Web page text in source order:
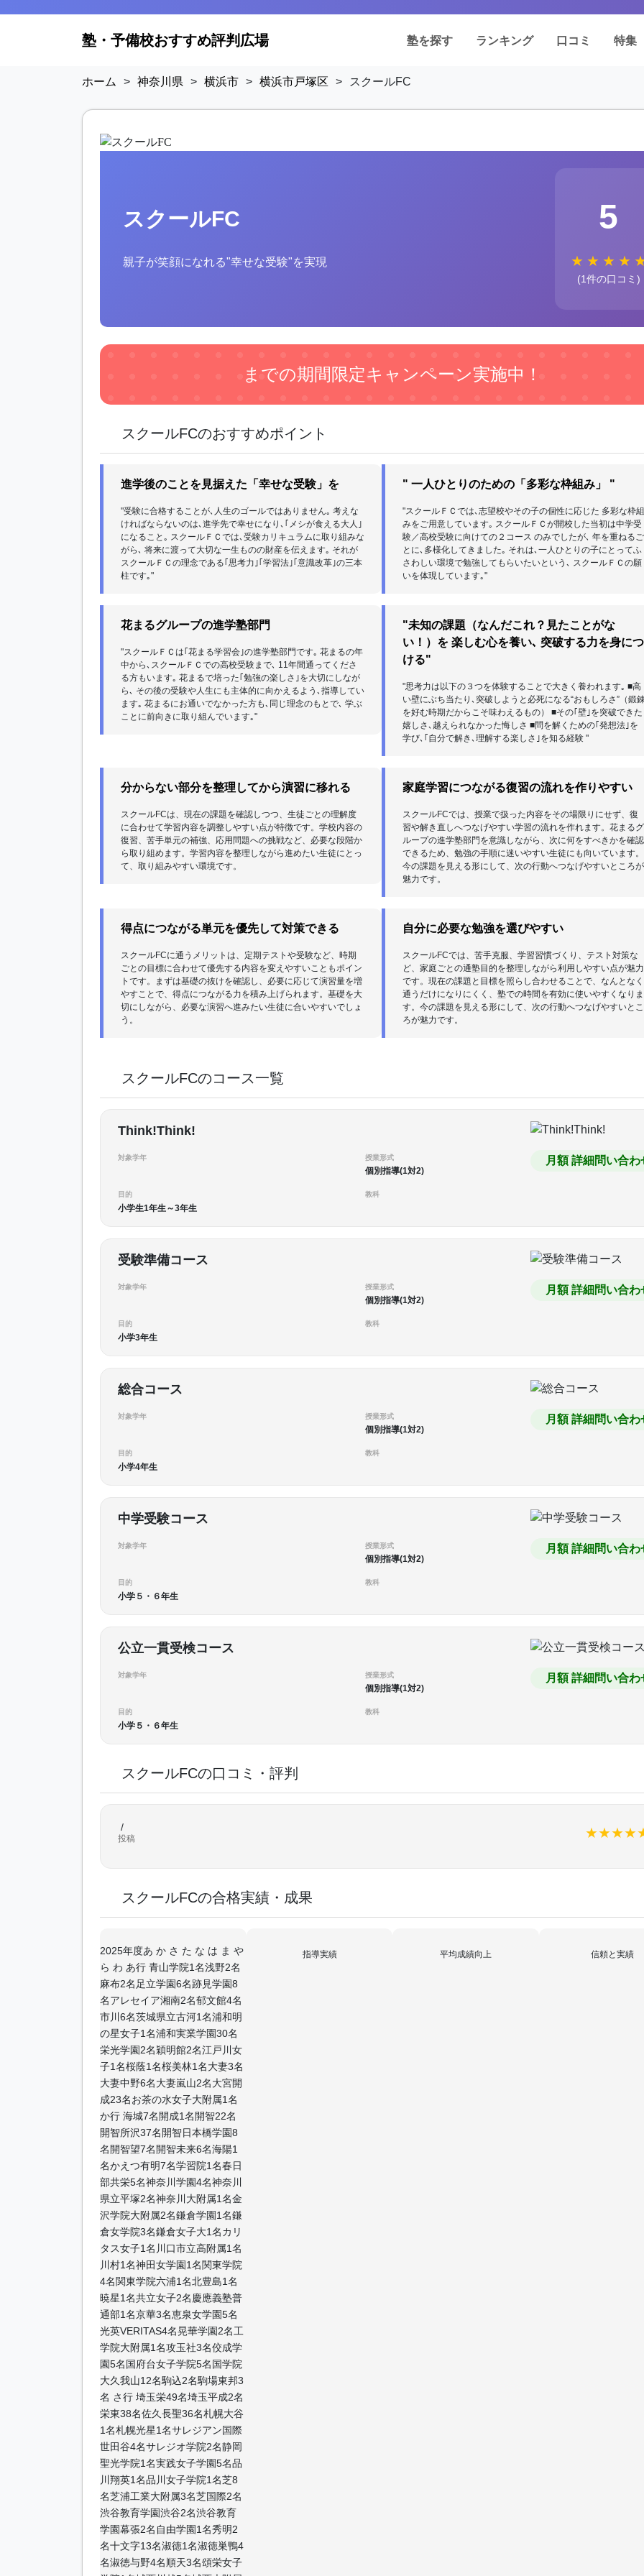
塾・予備校おすすめ評判広場 塾を探す ランキング 口コミ 特集
ホーム > 神奈川県 > 横浜市 > 横浜市戸塚区 > スクールFC
スクールFC
親子が笑顔になれる"幸せな受験"を実現
5
★ ★ ★ ★
(1件の口コミ)
までの期間限定キャンペーン実施中！
スクールFCのおすすめポイント
進学後のことを見据えた「幸せな受験」を
"受験に合格することが､人生のゴールではありません｡ 考えな
ければならないのは､進学先で幸せになり､｢メシが食える大人｣
になること｡ スクールＦＣでは､受験カリキュラムに取り組みな
がら､ 将来に渡って大切な一生ものの財産を伝えます｡ それが
スクールＦＣの理念である｢思考力｣｢学習法｣｢意識改革｣の三本
柱です｡"
" 一人ひとりのための「多彩な枠組み」 "
"スクールＦＣでは､志望校やその子の個性に応じた 多彩な枠組
みをご用意しています｡ スクールＦＣが開校した当初は中学受
験／高校受験に向けての２コース のみでしたが､ 年を重ねるご
とに､多様化してきました｡ それは､一人ひとりの子にとってふ
さわしい環境で勉強してもらいたいという､ スクールＦＣの願
いを体現しています｡"
花まるグループの進学塾部門
"スクールＦＣは｢花まる学習会｣の進学塾部門です｡ 花まるの年
中から､スクールＦＣでの高校受験まで､ 11年間通ってくださ
る方もいます｡ 花まるで培った｢勉強の楽しさ｣を大切にしなが
ら､ その後の受験や人生にも主体的に向かえるよう､指導してい
ます｡ 花まるにお通いでなかった方も､同じ理念のもとで､ 学ぶ
ことに前向きに取り組んでいます｡"
"未知の課題（なんだこれ？見たことがな
い！）を 楽しむ心を養い､ 突破する力を身につ
ける"
"思考力は以下の３つを体験することで大きく養われます｡ ■高
い壁にぶち当たり､突破しようと必死になる“おもしろさ”（鍛錬
を好む時期だからこそ味わえるもの） ■その｢壁｣を突破できた
嬉しさ､越えられなかった悔しさ ■問を解くための｢発想法｣を
学び､｢自分で解き､理解する楽しさ｣を知る経験 "
分からない部分を整理してから演習に移れる
スクールFCは、現在の課題を確認しつつ、生徒ごとの理解度
に合わせて学習内容を調整しやすい点が特徴です。学校内容の
復習、苦手単元の補強、応用問題への挑戦など、必要な段階か
ら取り組めます。学習内容を整理しながら進めたい生徒にとっ
て、取り組みやすい環境です。
家庭学習につながる復習の流れを作りやすい
スクールFCでは、授業で扱った内容をその場限りにせず、復
習や解き直しへつなげやすい学習の流れを作れます。花まるグ
ループの進学塾部門を意識しながら、次に何をすべきかを確認
できるため、勉強の手順に迷いやすい生徒にも向いています。
今の課題を見える形にして、次の行動へつなげやすいところが
魅力です。
得点につながる単元を優先して対策できる
スクールFCに通うメリットは、定期テストや受験など、時期
ごとの目標に合わせて優先する内容を変えやすいこともポイン
トです。まずは基礎の抜けを確認し、必要に応じて演習量を増
やすことで、得点につながる力を積み上げられます。基礎を大
切にしながら、必要な演習へ進みたい生徒に合いやすいでしょ
う。
自分に必要な勉強を選びやすい
スクールFCでは、苦手克服、学習習慣づくり、テスト対策な
ど、家庭ごとの通塾目的を整理しながら利用しやすい点が魅力
です。現在の課題と目標を照らし合わせることで、なんとなく
通うだけになりにくく、塾での時間を有効に使いやすくなりま
す。今の課題を見える形にして、次の行動へつなげやすいとこ
ろが魅力です。
スクールFCのコース一覧
Think!Think!
対象学年 授業形式
個別指導(1対2)
目的
小学生1年生～3年生
教科
月額 詳細問い合わ
受験準備コース
対象学年 授業形式
個別指導(1対2)
目的
小学3年生
教科
月額 詳細問い合わ
総合コース
対象学年 授業形式
個別指導(1対2)
目的
小学4年生
教科
月額 詳細問い合わ
中学受験コース
対象学年 授業形式
個別指導(1対2)
目的
小学５・６年生
教科
月額 詳細問い合わ
公立一貫受検コース
対象学年 授業形式
個別指導(1対2)
目的
小学５・６年生
教科
月額 詳細問い合わ
スクールFCの口コミ・評判
★★★★
/
投稿
スクールFCの合格実績・成果
2025年度あ か さ た な は ま や
ら わ あ行 青山学院1名浅野2名
麻布2名足立学園6名跡見学園8
名アレセイア湘南2名郁文館4名
市川6名茨城県立古河1名浦和明
の星女子1名浦和実業学園30名
栄光学園2名穎明館2名江戸川女
子1名桜蔭1名桜美林1名大妻3名
大妻中野6名大妻嵐山2名大宮開
成23名お茶の水女子大附属1名
か行 海城7名開成1名開智22名
開智所沢37名開智日本橋学園8
名開智望7名開智未来6名海陽1
名かえつ有明7名学習院1名春日
部共栄5名神奈川学園4名神奈川
県立平塚2名神奈川大附属1名金
沢学院大附属2名鎌倉学園1名鎌
倉女学院3名鎌倉女子大1名カリ
タス女子1名川口市立高附属1名
川村1名神田女学園1名関東学院
4名関東学院六浦1名北豊島1名
暁星1名共立女子2名慶應義塾普
通部1名京華3名恵泉女学園5名
光英VERITAS4名晃華学園2名工
学院大附属1名攻玉社3名佼成学
園5名国府台女子学院5名国学院
大久我山12名駒込2名駒場東邦3
名 さ行 埼玉栄49名埼玉平成2名
栄東38名佐久長聖36名札幌大谷
1名札幌光星1名サレジアン国際
世田谷4名サレジオ学院2名静岡
聖光学院1名実践女子学園5名品
川翔英1名品川女子学院1名芝8
名芝浦工業大附属3名芝国際2名
渋谷教育学園渋谷2名渋谷教育
学園幕張2名自由学園1名秀明2
名十文字13名淑徳1名淑徳巣鴨4
名淑徳与野4名順天3名頌栄女子
指導実績 平均成績向上 信頼と実績